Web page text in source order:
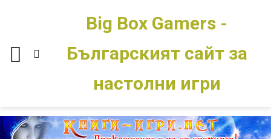
Меню Switch skin
Big Box Gamers -
Българският сайт за
настолни игри